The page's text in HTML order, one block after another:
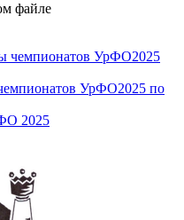
файле
УрФО2025 по
2025